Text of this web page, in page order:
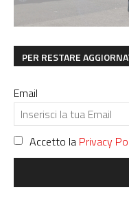
PER RESTARE
Email
Accetto la Privacy